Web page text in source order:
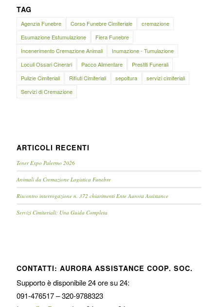
TAG
Agenzia Funebre Corso Funebre Cimiteriale
cremazione
Esumazione Estumulazione
Fiera Funebre
Incenerimento Cremazione Animali
Inumazione - Tumulazione
Loculi Ossari Cinerari
Pacco Alimentare
Prestiti Funerali
Pulizie Cimiteriali
Rifiuti Cimiteriali sepoltura
servizi cimiteriali
Servizi di Cremazione
ARTICOLI RECENTI
Tener Expo Palermo 2026
Animali da Cremazione Logistica Funebre
Riscontro interrogazione n. 372 chiarimenti Ente Aurora Assistance
Servizi Cimiteriali: Una Guida Completa
CONTATTI: AURORA ASSISTANCE COOP. SOC.
Supporto è disponibile 24 ore su 24:
091-476517 – 320-9788323